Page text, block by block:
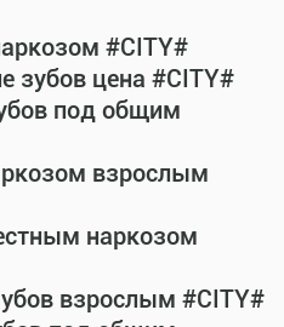
#CITY#
зубов цена #CITY#
под общим
взрослым
наркозом
взрослым #CITY#